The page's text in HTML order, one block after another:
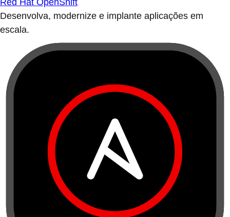
Red Hat OpenShift
Desenvolva, modernize e implante aplicações em
escala.